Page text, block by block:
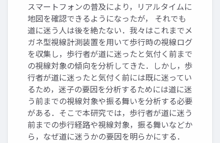
スマートフォンの普及により，リアルタイムに
地図を確認できるようになったが， それでも
道に迷う人は後を絶たない．我々はこれまでメ
ガネ型視線計測装置を用いて歩行時の視線ログ
を収集し，歩行者が道に迷ったと気付く前まで
の視線対象の傾向を分析してきた．しかし，歩
行者が道に迷ったと気付く前には既に迷ってい
るため，迷子の要因を分析するためには道に迷
う前までの視線対象や振る舞いを分析する必要
がある．そこで本研究では，歩行者が道に迷う
前までの歩行経路や視線対象，振る舞いなどか
ら，なぜ道に迷うかの要因を明らかにする．